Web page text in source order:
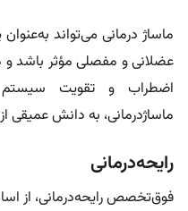
ماساژ درمانی می‌تواند
عضلانی و مفصلی مؤثر باشد
اضطراب و تقویت
ماساژدرمانی، به دانش عمیقی
رایحه‌درمانی
فوق‌تخصص رایحه‌درمانی، از